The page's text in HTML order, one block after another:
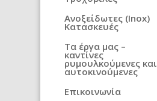
Ανοξείδωτες (Inox)
Κατασκευές
Τα έργα μας –
καντίνες
ρυμουλκούμενες και
αυτοκινούμενες
Επικοινωνία